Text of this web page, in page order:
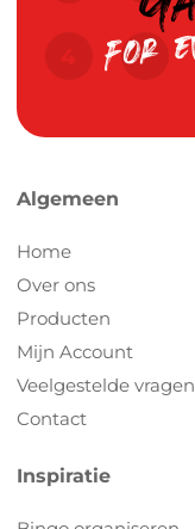
Algemeen
Home
Over ons
Producten
Mijn Account
Veelgestelde vragen
Contact
Inspiratie